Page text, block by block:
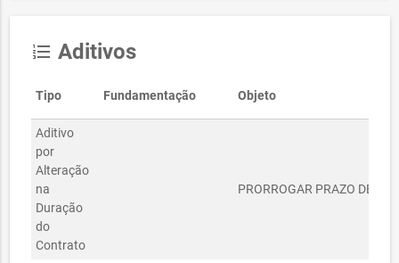
format_list_numbered Aditivos
Tipo Fundamentação Objeto
Aditivo
por
Alteração
na
Duração
do
Contrato
PRORROGAR PRAZO DE